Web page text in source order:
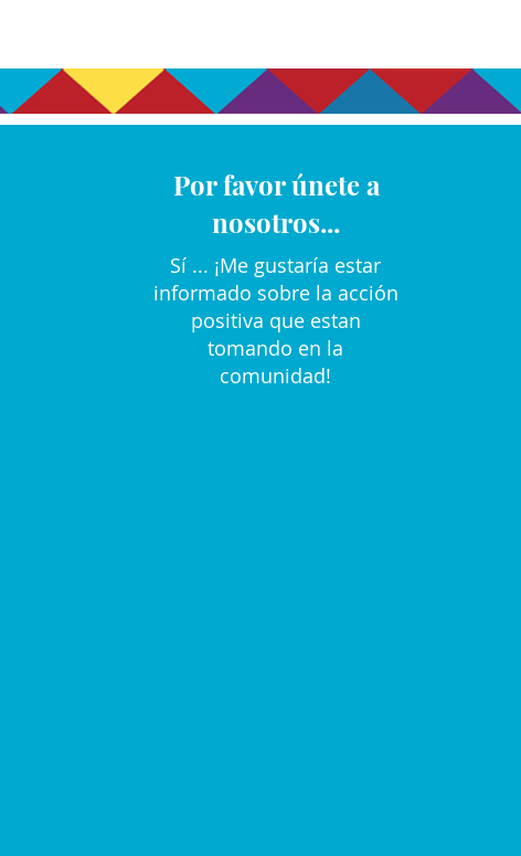
Por favor únete a
nosotros...
Sí ... ¡Me gustaría estar
informado sobre la acción
positiva que estan
tomando en la
comunidad!